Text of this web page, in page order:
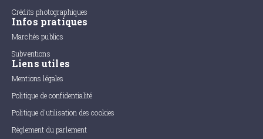
Crédits photographiques
Infos pratiques
Marchés publics
Subventions
Liens utiles
Mentions légales
Politique de confidentialité
Politique d'utilisation des cookies
Règlement du parlement